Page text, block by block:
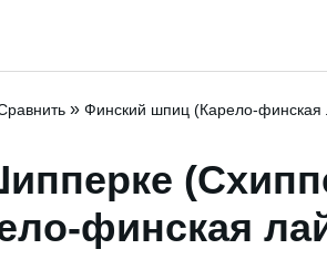
» Финский шпиц (Карело-финская
финская